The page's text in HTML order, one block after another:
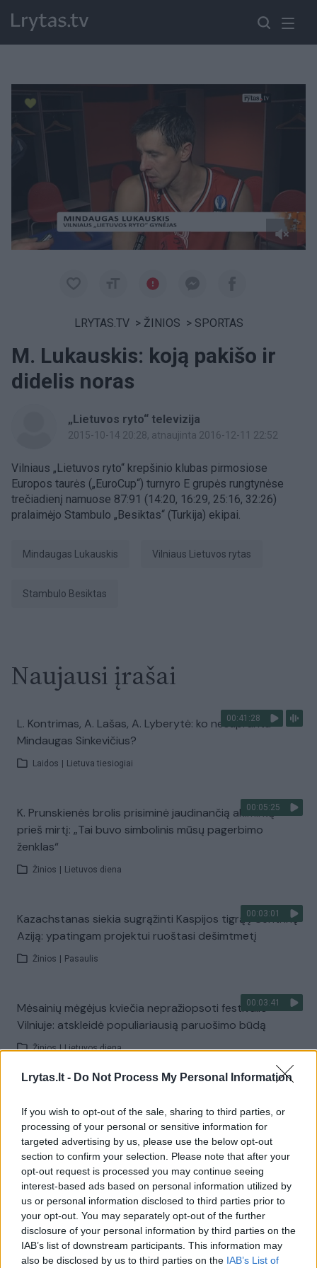
Lrytas.lt - Do Not Process My Personal Information
If you wish to opt-out of the sale, sharing to third parties, or
processing of your personal or sensitive information for
targeted advertising by us, please use the below opt-out
section to confirm your selection. Please note that after your
opt-out request is processed you may continue seeing
interest-based ads based on personal information utilized by
us or personal information disclosed to third parties prior to
your opt-out. You may separately opt-out of the further
disclosure of your personal information by third parties on the
IAB’s list of downstream participants. This information may
also be disclosed by us to third parties on the IAB’s List of
LRYTAS.TV > ŽINIOS > SPORTAS
M. Lukauskis: koją pakišo ir
didelis noras
„Lietuvos ryto“ televizija
2015-10-14 20:28, atnaujinta 2016-12-11 22:52
Vilniaus „Lietuvos ryto“ krepšinio klubas pirmosiose
Europos taurės („EuroCup“) turnyro E grupės rungtynėse
trečiadienį namuose 87:91 (14:20, 16:29, 25:16, 32:26)
pralaimėjo Stambulo „Besiktas“ (Turkija) ekipai.
Mindaugas Lukauskis Vilniaus Lietuvos rytas
Stambulo Besiktas
Naujausi įrašai
00:41:28
L. Kontrimas, A. Lašas, A. Lyberytė: ko nesupranta
Mindaugas Sinkevičius?
Laidos Lietuva tiesiogiai
00:05:25
K. Prunskienės brolis prisiminė jaudinančią akimirką
prieš mirtį: „Tai buvo simbolinis mūsų pagerbimo
ženklas“
Žinios Lietuvos diena
00:03:01
Kazachstanas siekia sugrąžinti Kaspijos tigrą į Centrinę
Aziją: ypatingam projektui ruoštasi dešimtmetį
Žinios Pasaulis
00:03:41
Mėsainių mėgėjus kviečia nepražiopsoti festivalio
Vilniuje: atskleidė populiariausią paruošimo būdą
Žinios | Lietuvos diena
Žiūrimiausi įrašai
00:00:49
Pateikė daugiau detalių apie iš tėvų paimtus šešis
vaikus: jiems kilusi grėsmė